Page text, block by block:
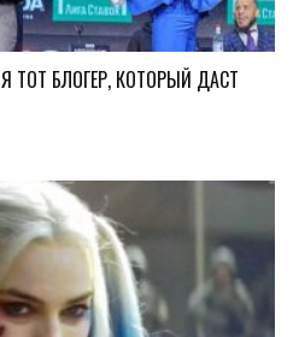
ТОТ БЛОГЕР, КОТОРЫЙ ДАСТ